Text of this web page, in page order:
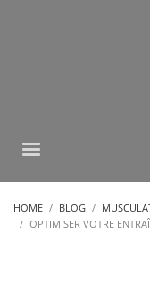
HOME BLOG
OPTIMISER VOTRE